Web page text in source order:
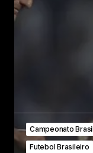
Campeonato
Futebol Brasileiro